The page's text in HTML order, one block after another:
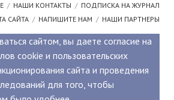
НАШИ КОНТАКТЫ
ПОДПИСКА НА ЖУРНАЛ
САЙТА
НАПИШИТЕ НАМ НАШИ ПАРТНЕРЫ
сайтом, вы даете согласие на
cookie и пользовательских
сайта и проведения
для того, чтобы